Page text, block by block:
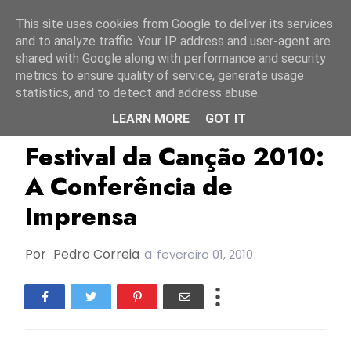
RTP
Festival da Canção 2010:
A Conferência de
Imprensa
Por Pedro Correia a fevereiro 01, 2010
This site uses cookies from Google to deliver its services
and to analyze traffic. Your IP address and user-agent are
shared with Google along with performance and security
metrics to ensure quality of service, generate usage
statistics, and to detect and address abuse.
LEARN MORE
GOT IT